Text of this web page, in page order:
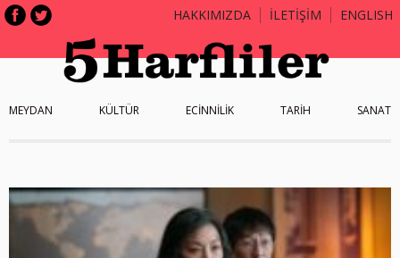
HAKKIMIZDA İLETİŞİM ENGLISH
MEYDAN KÜLTÜR ECİNNİLİK TARİH SANAT